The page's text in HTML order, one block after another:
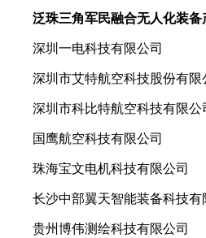
泛珠三角军民融合无人化装备
深圳一电科技有限公司
深圳市艾特航空科技股份有限
深圳市科比特航空科技有限公
国鹰航空科技有限公司
珠海宝文电机科技有限公司
长沙中部翼天智能装备科技有
贵州博伟测绘科技有限公司